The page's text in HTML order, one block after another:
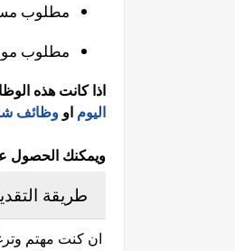
مطلوب
مطلوب
اذا كانت هذه
اليوم او وظائف
ويمكنك الحصول
طريقة
ان كنت مهتم